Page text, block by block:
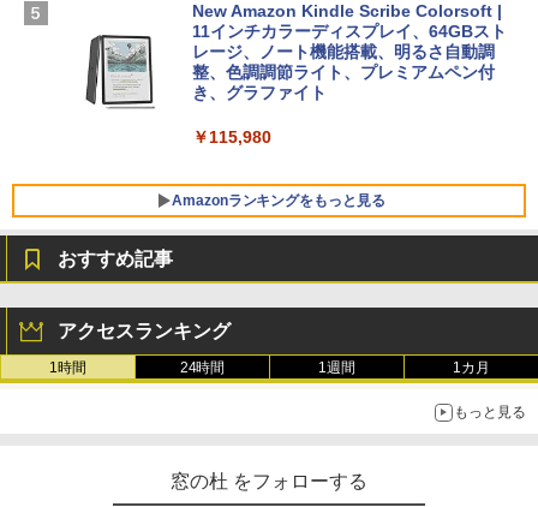
FMV ノートパソコン WE1-K3 (MS 365 P
ersonal/Copilotキー搭載/Win 11/15.6型/
Core i5/16GB/SSD 512GB/ホワイト) FM
VWK3E15W_AZ
￥139,880
￥3,600
New Amazon Kindle Scribe Colorsoft |
11インチカラーディスプレイ、64GBスト
レージ、ノート機能搭載、明るさ自動調
整、色調調節ライト、プレミアムペン付
き、グラファイト
￥115,980
Amazonランキングをもっと見る
おすすめ記事
アクセスランキング
1時間 24時間 1週間 1カ月
もっと見る
窓の杜 をフォローする